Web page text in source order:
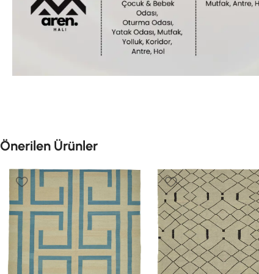
Önerilen Ürünler